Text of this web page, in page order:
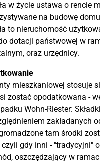
w życie ustawa o rencie
na budowę
to nieruchomość
dotacji państwowej w
oraz urzędnicy.
mieszkaniowej stosuje
zostać opodatkowana -
Wohn-Riester:
zakładanych
tam środki
czyli gdy inni - "tradycyjni"
oszczędzający w